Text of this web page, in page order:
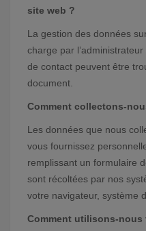
site web ?
La gestion des données
charge par
de contact peuvent être
document.
Comment collectons-
Les données que nous
vous fournissez
remplissant un formulaire
sont récoltées par nos
votre navigateur, système
Comment utilisons-nous